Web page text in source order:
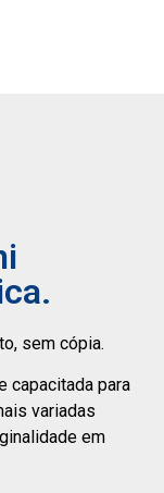
sem cópia.
capacitada para
variadas
em